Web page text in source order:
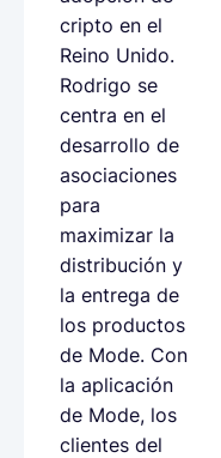
cripto en el
Reino Unido.
Rodrigo se
centra en el
desarrollo de
asociaciones
para
maximizar la
distribución y
la entrega de
los productos
de Mode. Con
la aplicación
de Mode, los
clientes del